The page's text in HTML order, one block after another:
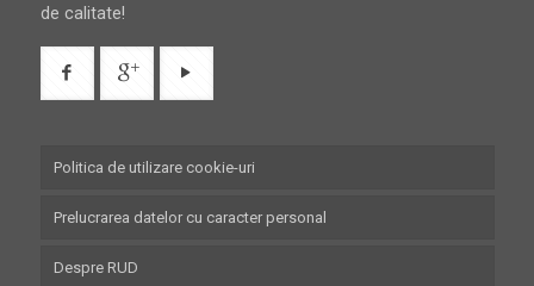
de calitate!
Politica de utilizare cookie-uri
Prelucrarea datelor cu caracter personal
Despre RUD